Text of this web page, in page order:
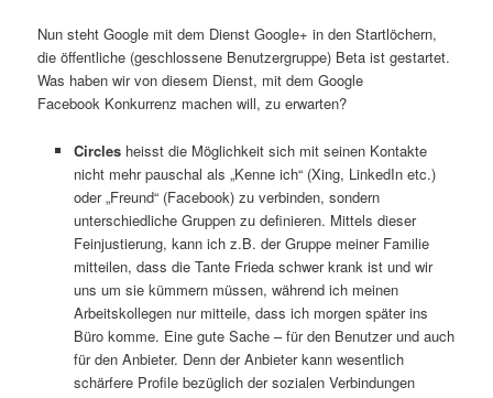
Nun steht Google mit dem Dienst Google+ in den Startlöchern,
die öffentliche (geschlossene Benutzergruppe) Beta ist gestartet.
Was haben wir von diesem Dienst, mit dem Google
Facebook Konkurrenz machen will, zu erwarten?
Circlesheisst die Möglichkeit sich mit seinen Kontakte
nicht mehr pauschal als „Kenne ich“ (Xing, LinkedIn etc.)
oder „Freund“ (Facebook) zu verbinden, sondern
unterschiedliche Gruppen zu definieren. Mittels dieser
Feinjustierung, kann ich z.B. der Gruppe meiner Familie
mitteilen, dass die Tante Frieda schwer krank ist und wir
uns um sie kümmern müssen, während ich meinen
Arbeitskollegen nur mitteile, dass ich morgen später ins
Büro komme. Eine gute Sache – für den Benutzer und auch
für den Anbieter. Denn der Anbieter kann wesentlich
schärfere Profile bezüglich der sozialen Verbindungen